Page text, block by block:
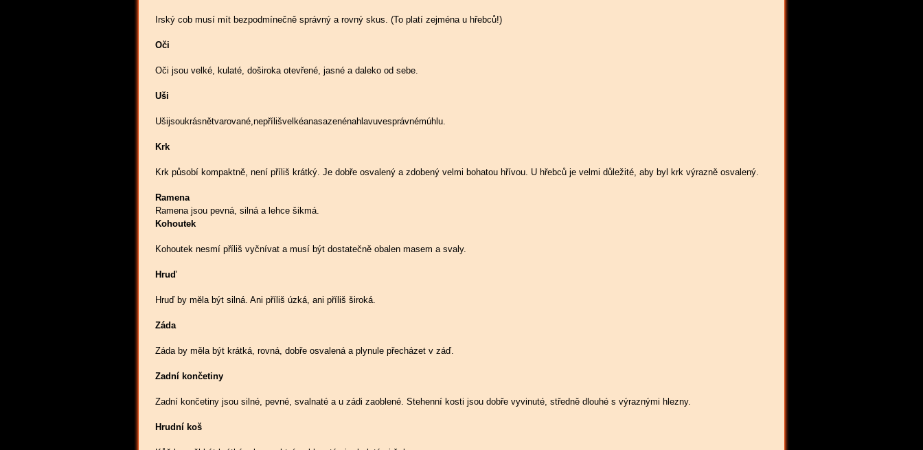
Irský cob musí mít bezpodmínečně správný a rovný skus. (To platí zejména u hřebců!)
Oči
Oči jsou velké, kulaté, doširoka otevřené, jasné a daleko od sebe.
Uši
Ušijsoukrásnětvarované,nepřílišvelkéanasazenénahlavuvesprávnémúhlu.
Krk
Krk působí kompaktně, není příliš krátký. Je dobře osvalený a zdobený velmi bohatou hřívou. U hřebců je velmi důležité, aby byl krk výrazně osvalený.
Ramena
Ramena jsou pevná, silná a lehce šikmá.
Kohoutek
Kohoutek nesmí příliš vyčnívat a musí být dostatečně obalen masem a svaly.
Hruď
Hruď by měla být silná. Ani příliš úzká, ani příliš široká.
Záda
Záda by měla být krátká, rovná, dobře osvalená a plynule přecházet v záď.
Zadní končetiny
Zadní končetiny jsou silné, pevné, svalnaté a u zádi zaoblené. Stehenní kosti jsou dobře vyvinuté, středně dlouhé s výraznými hlezny.
Hrudní koš